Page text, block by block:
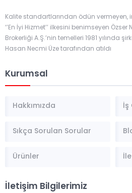
Kalite standartlarından ödün vermeyen,
‘’En İyi Hizmet’’ ilkesini benimseyen
Brokerliği A.Ş.’nin temelleri 1981 yılında
Hasan Necmi Üze tarafından atıldı
Kurumsal
Hakkımızda
Sıkça Sorulan Sorular
Ürünler
İletişim Bilgilerimiz